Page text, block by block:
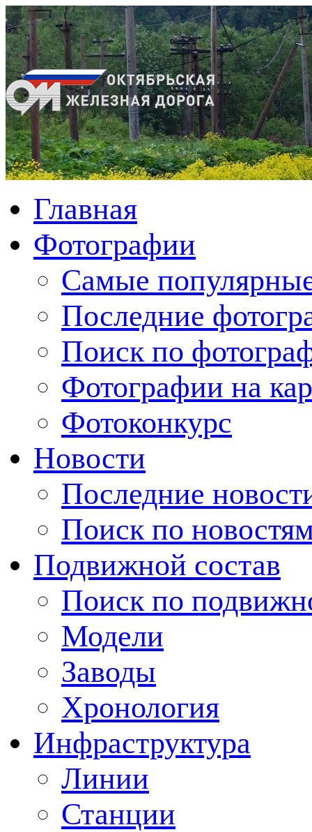
Главная
Фотографии
Cамые
Последние
Поиск по
Фотографии на
Фотоконкурс
Новости
Последние
Поиск по
Подвижной состав
Поиск по
Модели
Заводы
Хронология
Инфраструктура
Линии
Станции